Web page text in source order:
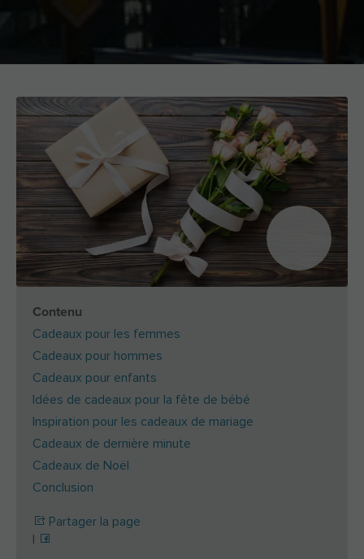
Contenu
Cadeaux pour les femmes
Cadeaux pour hommes
Cadeaux pour enfants
Idées de cadeaux pour la fête de bébé
Inspiration pour les cadeaux de mariage
Cadeaux de dernière minute
Cadeaux de Noël
Conclusion
Partager la page
|